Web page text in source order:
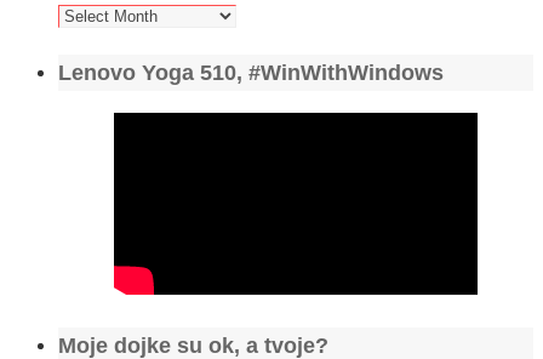
Arhiva
Lenovo Yoga 510, #WinWithWindows
Moje dojke su ok, a tvoje?